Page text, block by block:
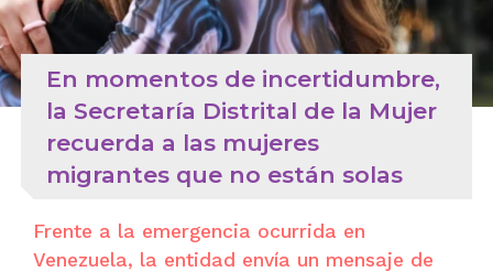
En momentos de incertidumbre,
la Secretaría Distrital de la Mujer
recuerda a las mujeres
migrantes que no están solas
Frente a la emergencia ocurrida en
Venezuela, la entidad envía un mensaje de